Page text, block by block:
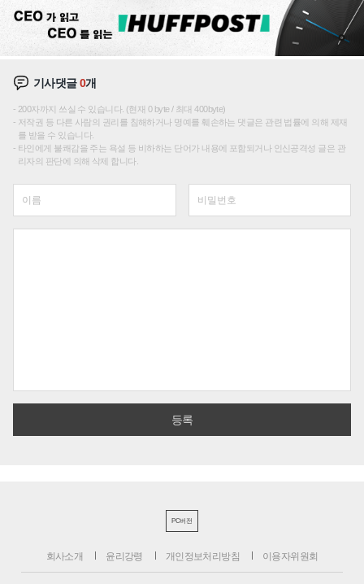
기사댓글0개
200자까지 쓰실 수 있습니다. (현재 0 byte / 최대 400byte)
저작권 등 다른 사람의 권리를 침해하거나 명예를 훼손하는 댓글은 관련 법률에 의해 제재
를 받을 수 있습니다.
타인에게 불쾌감을 주는 욕설 등 비하하는 단어가 내용에 포함되거나 인신공격성 글은 관
리자의 판단에 의해 삭제 합니다.
PC버전
회사소개 윤리강령 개인정보처리방침 이용자위원회